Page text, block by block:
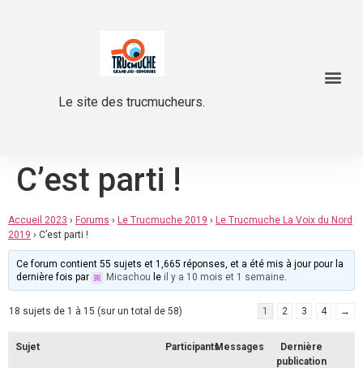
Le site des trucmucheurs.
C’est parti !
Accueil 2023 › Forums › Le Trucmuche 2019 › Le Trucmuche La Voix du Nord
2019 › C’est parti !
Ce forum contient 55 sujets et 1,665 réponses, et a été mis à jour pour la
dernière fois par
Micachou le il y a 10 mois et 1 semaine.
18 sujets de 1 à 15 (sur un total de 58) 1 2 3 4 →
Sujet ParticipantsMessages
Dernière
publication